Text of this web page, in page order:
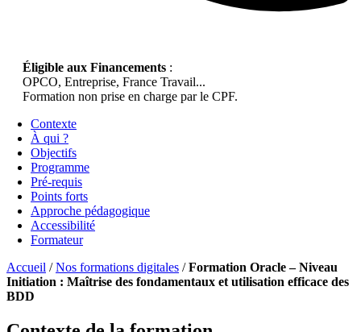
Éligible aux Financements :
OPCO, Entreprise, France Travail...
Formation non prise en charge par le CPF.
Contexte
À qui ?
Objectifs
Programme
Pré-requis
Points forts
Approche pédagogique
Accessibilité
Formateur
Accueil /Nos formations digitales /Formation Oracle – Niveau
Initiation : Maîtrise des fondamentaux et utilisation efficace des
BDD